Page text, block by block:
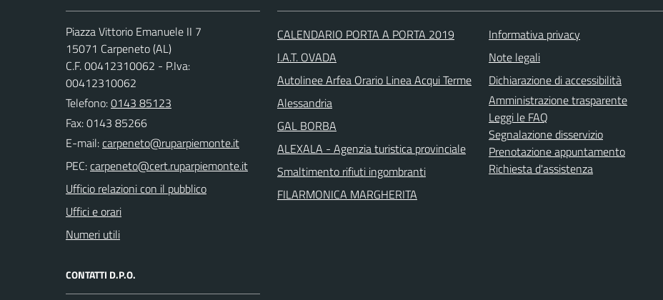
Piazza Vittorio Emanuele II 7
15071 Carpeneto (AL)
C.F. 00412310062 - P.Iva:
00412310062
Telefono:0143 85123
Fax: 0143 85266
E-mail:
PEC:
Ufficio relazioni con il pubblico
Uffici e orari
Numeri utili
CONTATTI D.P.O.
CALENDARIO PORTA A PORTA 2019
I.A.T. OVADA
Autolinee Arfea Orario Linea Acqui Terme
Alessandria
GAL BORBA
ALEXALA - Agenzia turistica provinciale
Smaltimento rifiuti ingombranti
FILARMONICA MARGHERITA
Informativa privacy
Note legali
Dichiarazione di accessibilità
Amministrazione trasparente
Leggi le FAQ
Segnalazione disservizio
Prenotazione appuntamento
Richiesta d'assistenza